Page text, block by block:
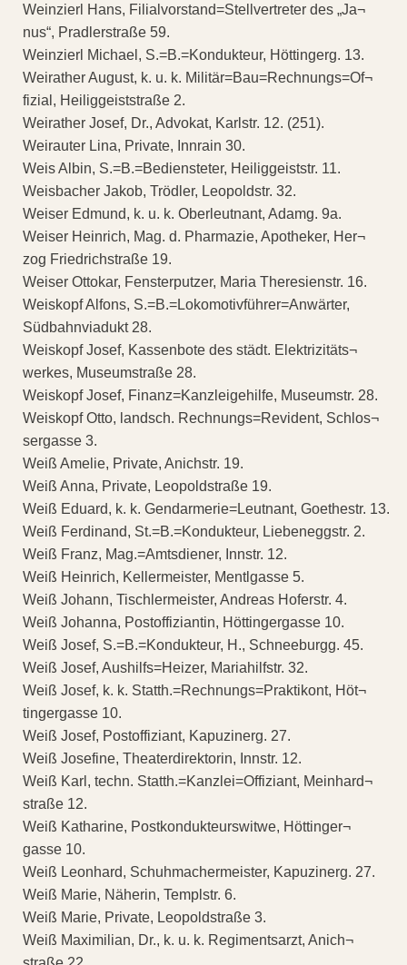
Weinzierl Hans, Filialvorstand=Stellvertreter des „Ja¬
nus“, Pradlerstraße 59.
Weinzierl Michael, S.=B.=Kondukteur, Höttingerg. 13.
Weirather August, k. u. k. Militär=Bau=Rechnungs=Of¬
fizial, Heiliggeiststraße 2.
Weirather Josef, Dr., Advokat, Karlstr. 12. (251).
Weirauter Lina, Private, Innrain 30.
Weis Albin, S.=B.=Bediensteter, Heiliggeiststr. 11.
Weisbacher Jakob, Trödler, Leopoldstr. 32.
Weiser Edmund, k. u. k. Oberleutnant, Adamg. 9a.
Weiser Heinrich, Mag. d. Pharmazie, Apotheker, Her¬
zog Friedrichstraße 19.
Weiser Ottokar, Fensterputzer, Maria Theresienstr. 16.
Weiskopf Alfons, S.=B.=Lokomotivführer=Anwärter,
Südbahnviadukt 28.
Weiskopf Josef, Kassenbote des städt. Elektrizitäts¬
werkes, Museumstraße 28.
Weiskopf Josef, Finanz=Kanzleigehilfe, Museumstr. 28.
Weiskopf Otto, landsch. Rechnungs=Revident, Schlos¬
sergasse 3.
Weiß Amelie, Private, Anichstr. 19.
Weiß Anna, Private, Leopoldstraße 19.
Weiß Eduard, k. k. Gendarmerie=Leutnant, Goethestr. 13.
Weiß Ferdinand, St.=B.=Kondukteur, Liebeneggstr. 2.
Weiß Franz, Mag.=Amtsdiener, Innstr. 12.
Weiß Heinrich, Kellermeister, Mentlgasse 5.
Weiß Johann, Tischlermeister, Andreas Hoferstr. 4.
Weiß Johanna, Postoffiziantin, Höttingergasse 10.
Weiß Josef, S.=B.=Kondukteur, H., Schneeburgg. 45.
Weiß Josef, Aushilfs=Heizer, Mariahilfstr. 32.
Weiß Josef, k. k. Statth.=Rechnungs=Praktikont, Höt¬
tingergasse 10.
Weiß Josef, Postoffiziant, Kapuzinerg. 27.
Weiß Josefine, Theaterdirektorin, Innstr. 12.
Weiß Karl, techn. Statth.=Kanzlei=Offiziant, Meinhard¬
straße 12.
Weiß Katharine, Postkondukteurswitwe, Höttinger¬
gasse 10.
Weiß Leonhard, Schuhmachermeister, Kapuzinerg. 27.
Weiß Marie, Näherin, Templstr. 6.
Weiß Marie, Private, Leopoldstraße 3.
Weiß Maximilian, Dr., k. u. k. Regimentsarzt, Anich¬